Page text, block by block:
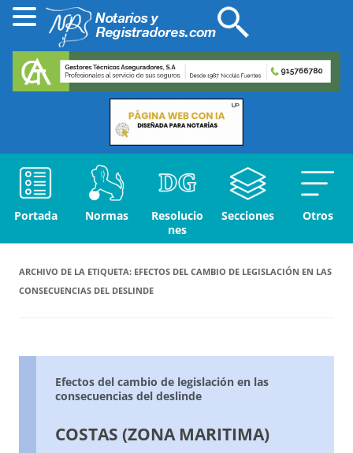
Portada Normas
Resolucio
nes
Secciones Otros
ARCHIVO DE LA ETIQUETA: EFECTOS DEL CAMBIO DE LEGISLACIÓN EN LAS
CONSECUENCIAS DEL DESLINDE
Efectos del cambio de legislación en las
consecuencias del deslinde
COSTAS (ZONA MARITIMA)